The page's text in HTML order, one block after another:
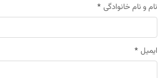
نام و نام خانوادگی *
ایمیل *